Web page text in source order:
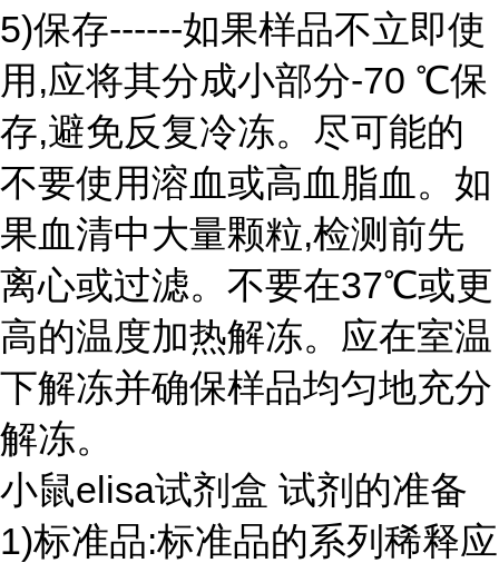
5)保存------如果样品不立即使
用,应将其分成小部分-70 ℃保
存,避免反复冷冻。尽可能的
不要使用溶血或高血脂血。如
果血清中大量颗粒,检测前先
离心或过滤。不要在37℃或更
高的温度加热解冻。应在室温
下解冻并确保样品均匀地充分
解冻。
小鼠elisa试剂盒 试剂的准备
1)标准品:标准品的系列稀释应